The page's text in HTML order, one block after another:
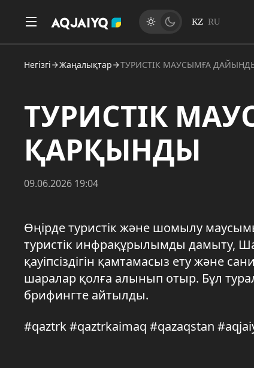
KZ RU
Негізгі Жаңалықтар ТУРИСТІК МАУСЫМҒА
ТУРИСТІК
ҚАРҚЫНДЫ
09.06.2026 19:04
Өңірде туристік және шомылу
туристік инфрақұрылымды дамыту,
қауіпсіздігін қамтамасыз ету және
шаралар қолға алынып отыр. Бұл
брифингте айтылды.
#qaztrk #qaztrkaimaq #qazaqstan